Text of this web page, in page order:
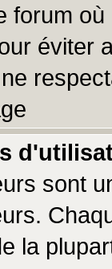
forum
éviter
sont
la